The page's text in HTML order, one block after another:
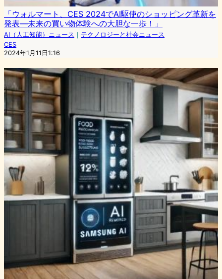
「ウォルマート、CES 2024でAI駆使のショッピング革新を
発表―未来の買い物体験への大胆な一歩！」
AI（人工知能）ニュース ｜ テクノロジーと社会ニュース
CES
2024年1月11日1:16